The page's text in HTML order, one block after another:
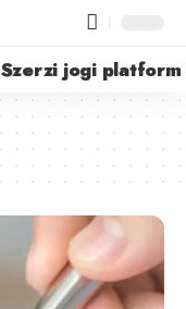
Szerzi jogi platform